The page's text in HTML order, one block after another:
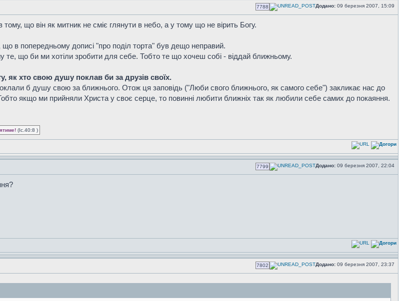
7788 Додано: 09 березня 2007, 15:09
що він як митник не сміє глянути в небо, а у тому що не вірить Богу.
що в попередньому дописі "про поділ торта" був дещо неправий.
те, що би ми хотіли зробити для себе. Тобто те що хочеш собі - віддай ближньому.
як хто свою душу поклав би за друзів своїх.
б душу свою за ближнього. Отож ця заповідь ("Люби свого ближнього, як самого себе") закликає нас до
якщо ми прийняли Христа у своє серце, то повинні любити ближніх так як любили себе самих до покаяння.
(Іс.40:8 )
7799 Додано: 09 березня 2007, 22:04
7802 Додано: 09 березня 2007, 23:37